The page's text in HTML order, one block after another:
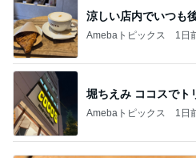
涼しい店内でいつも
Amebaトピックス 1日
堀ちえみ ココスでト
Amebaトピックス 1日